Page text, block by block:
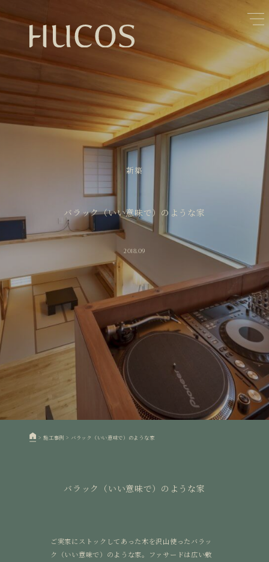
日本森林と循環
欧州住宅の文化と日本の現在地
3 廃棄物について知る
100年後も評価される住宅へ
空き家とリノベーション
1 蓄熱するパッシブデザイン
自然素材の温もりと快適性を実現
活かすリノベーション
家づくりの流れ
>施工事例 > バラック（いい意味で）のような家
新築
バラック（いい意味で）のような家
2018.09
バラック（いい意味で）のような家
ご実家にストックしてあった木を沢山使ったバラッ
ク（いい意味で）のような家。ファサードは広い敷